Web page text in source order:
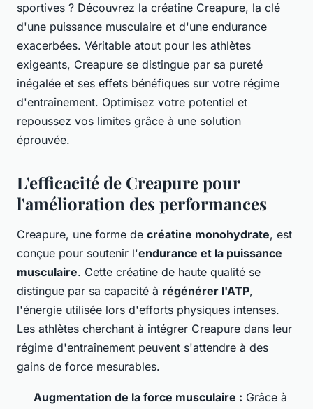
sportives ? Découvrez la créatine Creapure, la clé
d'une puissance musculaire et d'une endurance
exacerbées. Véritable atout pour les athlètes
exigeants, Creapure se distingue par sa pureté
inégalée et ses effets bénéfiques sur votre régime
d'entraînement. Optimisez votre potentiel et
repoussez vos limites grâce à une solution
éprouvée.
L'efficacité de Creapure pour
l'amélioration des performances
Creapure, une forme de créatine monohydrate, est
conçue pour soutenir l'endurance et la puissance
musculaire. Cette créatine de haute qualité se
distingue par sa capacité à régénérer l'ATP,
l'énergie utilisée lors d'efforts physiques intenses.
Les athlètes cherchant à intégrer Creapure dans leur
régime d'entraînement peuvent s'attendre à des
gains de force mesurables.
Augmentation de la force musculaire : Grâce à